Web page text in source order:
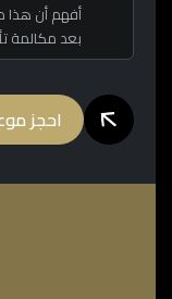
أفهم أن هذا طلب
بعد مكالمة
احجز موعد